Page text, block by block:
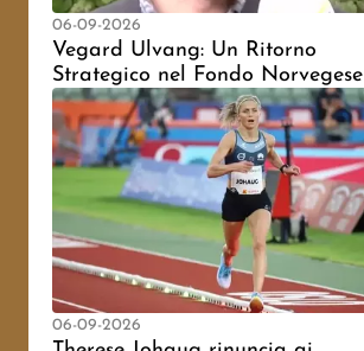
06-09-2026
Vegard Ulvang: Un Ritorno
Strategico nel Fondo Norvegese
06-09-2026